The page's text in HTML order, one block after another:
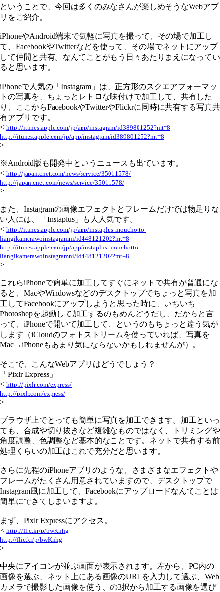
ということで、今回は多くのみなさんが楽しめそうなWebアプ
リをご紹介。
iPhoneやAndroid端末で気軽に写真を撮って、その場で加工し
て、FacebookやTwitterなどを使って、その場でネットにアップ
して仲間と共有。なんてことがもう日々あたりまえになってい
ると思います。
iPhoneで人気の「Instagram」は、正方形のスクエアフォーマッ
トの写真を、ちょっとレトロな味付けで加工して、共有した
り、ここからFacebookやTwitterやFlickrに同時に共有する写真共
有アプリです。
< http://itunes.apple.com/jp/app/instagram/id389801252?mt=8
http://itunes.apple.com/jp/app/instagram/id389801252?mt=8
>
※Android版も開発中というニュースも出ています。
< http://japan.cnet.com/news/service/35011578/
http://japan.cnet.com/news/service/35011578/
>
また、Instagramの画像エフェクトとフレームだけでは物足りな
い人には、「Instaplus」も大人気です。
< http://itunes.apple.com/jp/app/instaplus-mouchotto-
liangikamerawoinstagramni/id448121202?mt=8
http://itunes.apple.com/jp/app/instaplus-mouchotto-
liangikamerawoinstagramni/id448121202?mt=8
>
これらiPhoneで簡単に加工してすぐにネットで共有が普通にな
ると、MacやWindowsなどのデスクトップでちょっと写真を加
工してFacebookにアップしようと思った時に、いちいち
Photoshopを起動して加工するのもめんどうだし、だからと言
って、iPhoneで開いて加工して、というのもちょっと違う気が
します（iCloudのフォトストリームを使っていれば、写真を
Mac→iPhoneもあまり気にならないかもしれませんが）。
そこで、こんなWebアプリはどうでしょう？
「Pixlr Express」
< http://pixlr.com/express/
http://pixlr.com/express/
>
ブラウザ上でとっても簡単に写真を加工できます。加工といっ
ても、合成や切り抜きなど複雑なものではなく、トリミングや
角度調整、色調整など基本的なことです。ネットで共有する前
処理くらいの加工はこれで充分だと思います。
さらに先程のiPhoneアプリのような、さまざまなエフェクトや
フレームがたくさん用意されていますので、デスクトップで
Instagram風に加工して、Facebookにアップロードなんてことは
簡単にできてしまいますよ。
まず、Pixlr Expressにアクセス。
< http://flic.kr/p/bwKnhg
http://flic.kr/p/bwKnhg
>
中央にアイコンが並ぶ画面が表示されます。左から、PC内の
画像を選ぶ、ネット上にある画像のURLを入力して選ぶ、Web
カメラで撮影した画像を使う、の3択から加工する画像を選び